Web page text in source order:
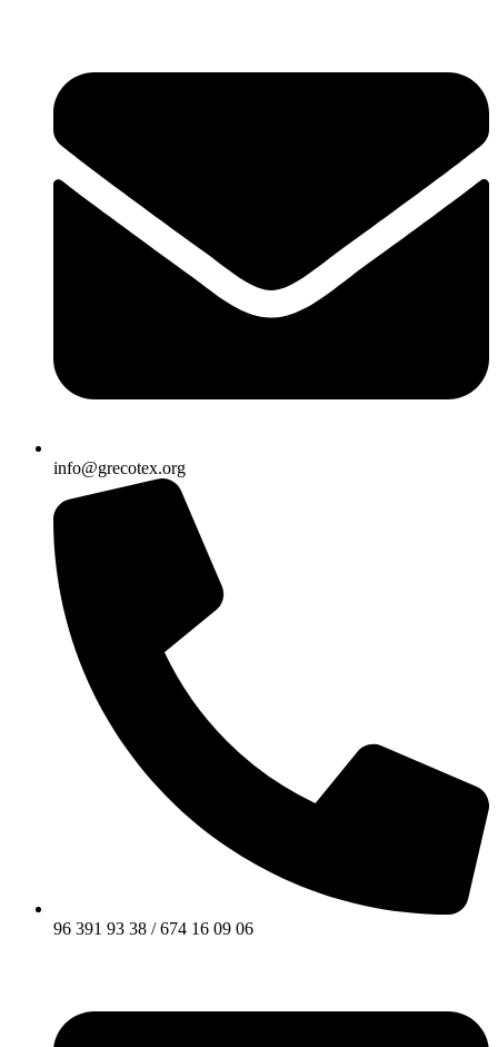
info@grecotex.org
96 391 93 38 / 674 16 09 06